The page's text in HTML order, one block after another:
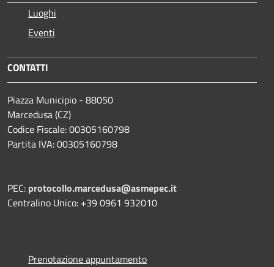
Luoghi
Eventi
CONTATTI
Piazza Municipio - 88050
Marcedusa (CZ)
Codice Fiscale: 00305160798
Partita IVA: 00305160798
PEC: protocollo.marcedusa@asmepec.it
Centralino Unico: +39 0961 932010
Prenotazione appuntamento